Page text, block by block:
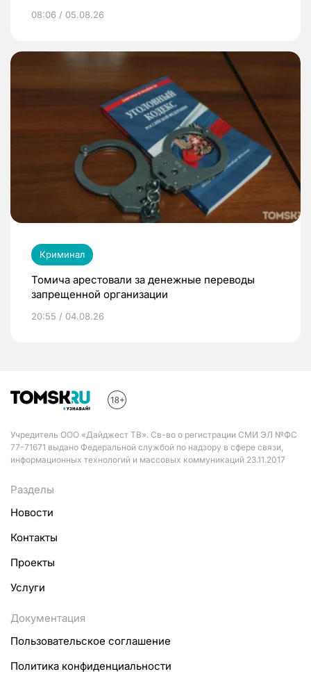
08:06 / 05.08.26
Криминал
Томича арестовали за денежные переводы
запрещенной организации
20:55 / 04.08.26
Учредитель ООО «Дайджест ТВ». Св-во о регистрации СМИ ЭЛ №ФС
77-71671 выдано Федеральной службой по надзору в сфере связи,
информационных технологий и массовых коммуникаций 23.11.2017
Разделы
Новости
Контакты
Проекты
Услуги
Документация
Пользовательское соглашение
Политика конфиденциальности